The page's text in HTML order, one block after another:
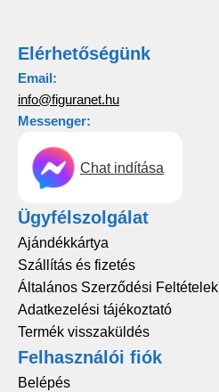
Elérhetőségünk
Email:
info@figuranet.hu
Messenger:
Chat indítása
Ügyfélszolgálat
Ajándékkártya
Szállítás és fizetés
Általános Szerződési Feltételek
Adatkezelési tájékoztató
Termék visszaküldés
Felhasználói fiók
Belépés